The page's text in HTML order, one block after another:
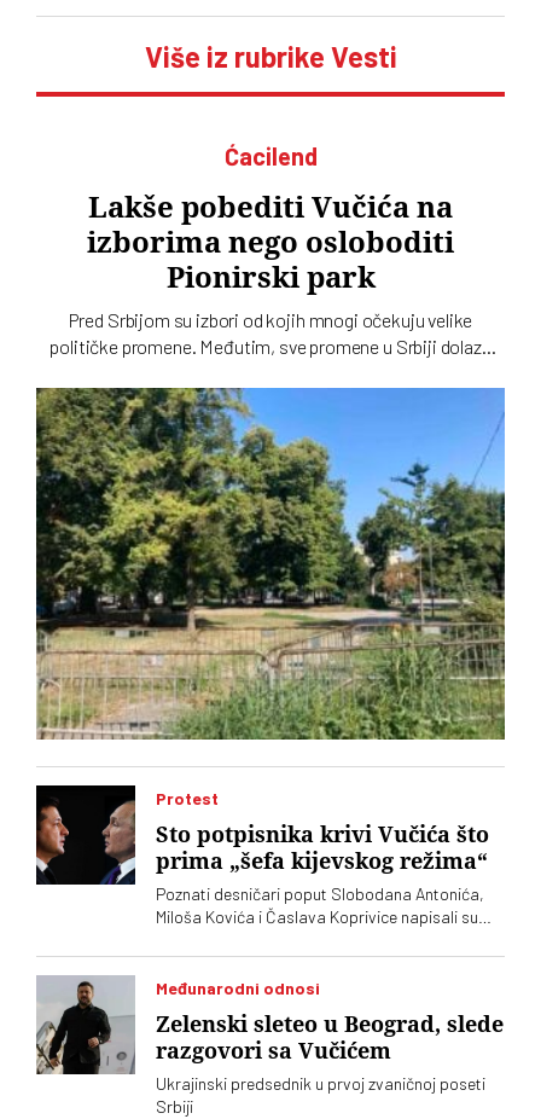
Više iz rubrike Vesti
Ćacilend
Lakše pobediti Vučića na
izborima nego osloboditi
Pionirski park
Pred Srbijom su izbori od kojih mnogi očekuju velike
političke promene. Međutim, sve promene u Srbiji dolaze
„Ćacilend” još uvek okupira Pionirski
Protest
Sto potpisnika krivi Vučića što
prima „šefa kijevskog režima“
Poznati desničari poput Slobodana Antonića,
Miloša Kovića i Časlava Koprivice napisali su
Ukrajine Volodimira Zelenskog
Međunarodni odnosi
Zelenski sleteo u Beograd, slede
razgovori sa Vučićem
Ukrajinski predsednik u prvoj zvaničnoj poseti
Srbiji